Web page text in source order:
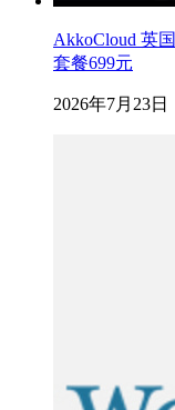
AkkoCloud 英
套餐699元
2026年7月23日